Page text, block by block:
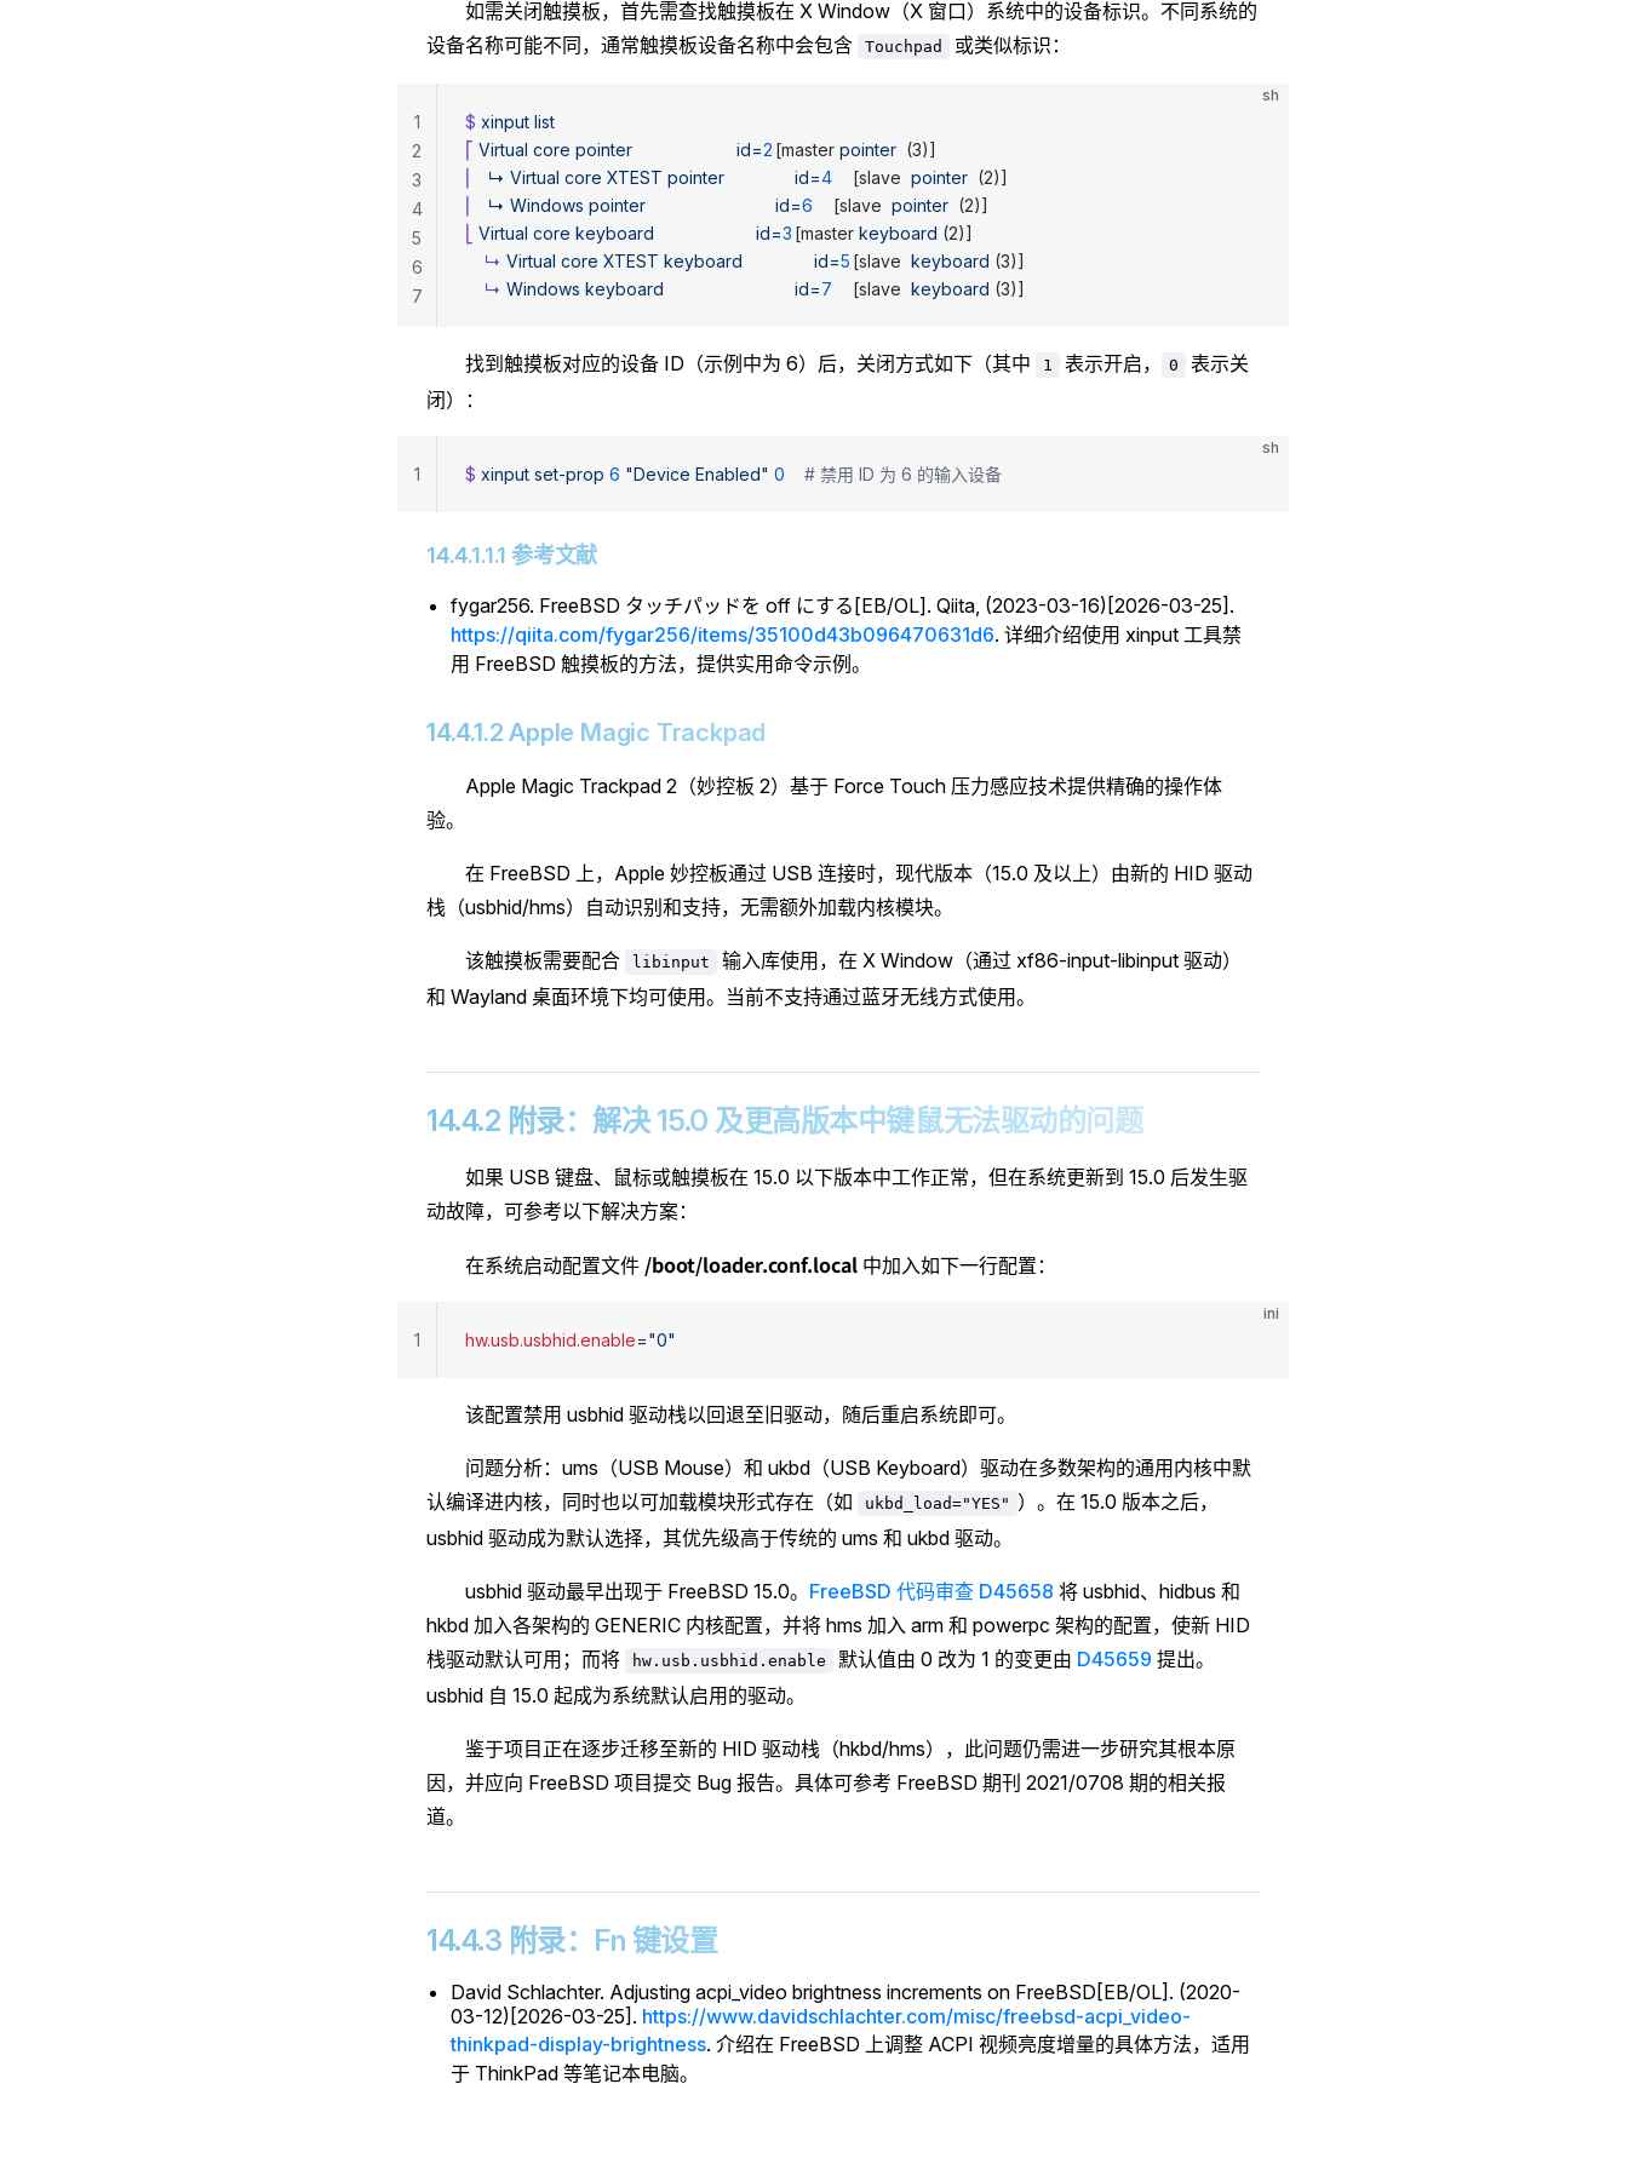
如需关闭触摸板，首先需查找触摸板在 X Window（X 窗口）系统中的设备标识。不同系统的
设备名称可能不同，通常触摸板设备名称中会包含
Touchpad 或类似标识：
sh
$ xinput list
⎡ Virtual core pointer
                    	id=
2
	[master
pointer
  (3)]
   ↳
Virtual core XTEST pointer
              	id=
4
	[slave
pointer
  (2)]
   ↳
Windows pointer
                         	id=
6
	[slave
pointer
  (2)]
Virtual core keyboard
                   	id=
3
	[master
keyboard (2)]
    ↳
Virtual core XTEST keyboard
             	id=
5
	[slave
keyboard (3)]
    ↳
Windows keyboard
                        	id=
7
	[slave
keyboard (3)]
1
2
3
4
5
6
7
找到触摸板对应的设备 ID（示例中为 6）后，关闭方式如下（其中 1 表示开启， 0
表示关
闭）：
sh
$ xinput set-prop 6 "Device Enabled" 0
    # 禁用 ID 为 6 的输入设备
1
14.4.1.1.1 参考文献
fygar256. FreeBSD タッチパッドを off にする[EB/OL]. Qiita, (2023-03-16)[2026-03-25].
https://qiita.com/fygar256/items/35100d43b096470631d6. 详细介绍使用 xinput 工具禁
用 FreeBSD 触摸板的方法，提供实用命令示例。
14.4.1.2 Apple Magic Trackpad
Apple Magic Trackpad 2（妙控板 2）基于 Force Touch 压力感应技术提供精确的操作体
验。
在 FreeBSD 上，Apple 妙控板通过 USB 连接时，现代版本（15.0 及以上）由新的 HID 驱动
栈（usbhid/hms）自动识别和支持，无需额外加载内核模块。
该触摸板需要配合 libinput
输入库使用，在 X Window（通过 xf86-input-libinput 驱动）
和 Wayland 桌面环境下均可使用。当前不支持通过蓝牙无线方式使用。
14.4.2 附录：解决 15.0 及更高版本中键鼠无法驱动的问题
如果 USB 键盘、鼠标或触摸板在 15.0 以下版本中工作正常，但在系统更新到 15.0 后发生驱
动故障，可参考以下解决方案：
在系统启动配置文件 /boot/loader.conf.local 中加入如下一行配置：
ini
hw.usb.usbhid.enable="0"
1
该配置禁用 usbhid 驱动栈以回退至旧驱动，随后重启系统即可。
问题分析：ums（USB Mouse）和 ukbd（USB Keyboard）驱动在多数架构的通用内核中默
认编译进内核，同时也以可加载模块形式存在（如
ukbd_load="YES" ）。在 15.0 版本之后，
usbhid 驱动成为默认选择，其优先级高于传统的 ums 和 ukbd 驱动。
usbhid 驱动最早出现于 FreeBSD 15.0。 FreeBSD 代码审查 D45658 将 usbhid、hidbus 和
hkbd 加入各架构的 GENERIC 内核配置，并将 hms 加入 arm 和 powerpc 架构的配置，使新 HID
栈驱动默认可用；而将
hw.usb.usbhid.enable 默认值由 0 改为 1 的变更由 D45659 提出。
usbhid 自 15.0 起成为系统默认启用的驱动。
鉴于项目正在逐步迁移至新的 HID 驱动栈（hkbd/hms），此问题仍需进一步研究其根本原
因，并应向 FreeBSD 项目提交 Bug 报告。具体可参考 FreeBSD 期刊 2021/0708 期的相关报
道。
14.4.3 附录：Fn 键设置
David Schlachter. Adjusting acpi_video brightness increments on FreeBSD[EB/OL]. (2020-
03-12)[2026-03-25]. https://www.davidschlachter.com/misc/freebsd-acpi_video-
thinkpad-display-brightness. 介绍在 FreeBSD 上调整 ACPI 视频亮度增量的具体方法，适用
于 ThinkPad 等笔记本电脑。